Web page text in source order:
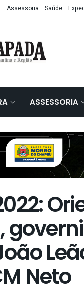
Assessoria Saúde
ASSESSORIA
Neto